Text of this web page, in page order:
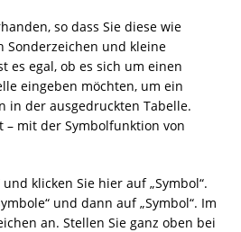
so dass Sie diese wie
Sonderzeichen und kleine
es egal, ob es sich um einen
eingeben möchten, um ein
in der ausgedruckten Tabelle.
– mit der Symbolfunktion von
klicken Sie hier auf „Symbol“.
und dann auf „Symbol“. Im
an. Stellen Sie ganz oben bei